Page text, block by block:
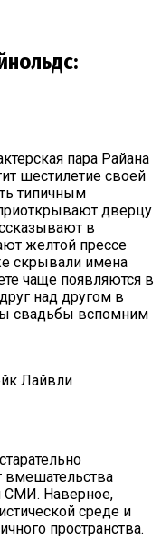
пара Райана
шестилетие своей
типичным
дверцу
в
желтой прессе
скрывали имена
чаще появляются в
над другом в
свадьбы вспомним
Лайвли
вмешательства
СМИ. Наверное,
среде и
пространства.